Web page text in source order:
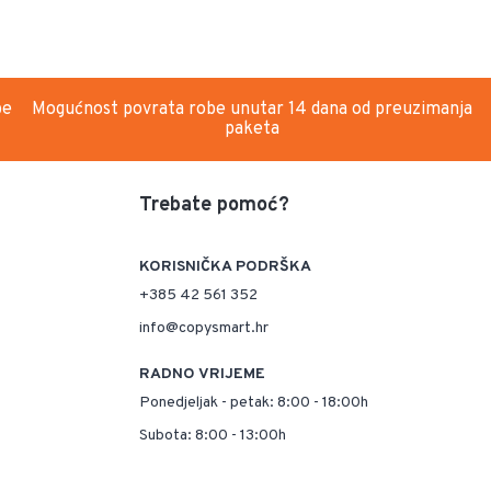
Mogućnost povrata robe unutar 14 dana od preuzimanja
paketa
Trebate pomoć?
KORISNIČKA PODRŠKA
+385 42 561 352
info@copysmart.hr
RADNO VRIJEME
Ponedjeljak - petak: 8:00 - 18:00h
Subota: 8:00 - 13:00h